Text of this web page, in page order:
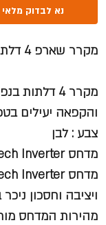
נא לבדוק מלאי
מקרר שארפ 4 דלתות 572 ליטר SJ-8950-WH Sharp
והקפאה יעילים
צבע : לבן
מדחס J-Tech Inverter יעיל אנרגטית:
ויציבה וחסכון
מהירות המדחס